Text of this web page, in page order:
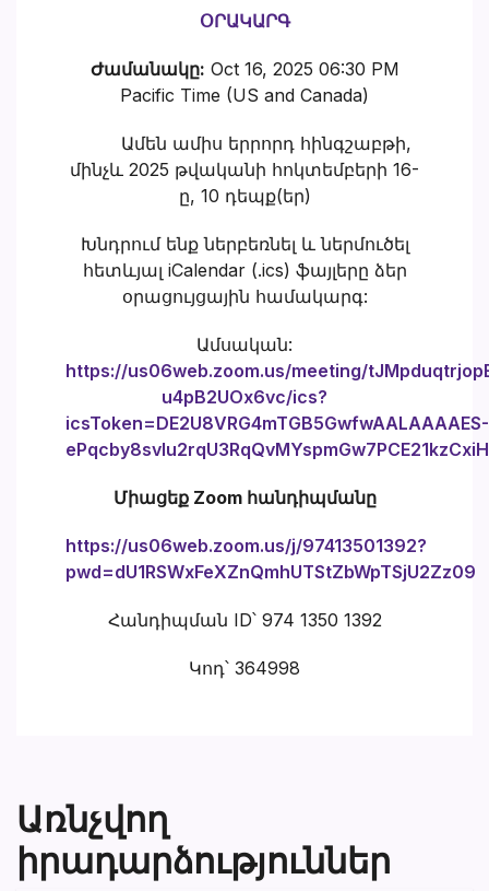
ՕՐԱԿԱՐԳ
Ժամանակը: Oct 16, 2025 06:30 PM
Pacific Time (US and Canada)
Ամեն ամիս երրորդ հինգշաբթի,
մինչև 2025 թվականի հոկտեմբերի 16-
ը, 10 դեպք(եր)
Խնդրում ենք ներբեռնել և ներմուծել
հետևյալ iCalendar (.ics) ֆայլերը ձեր
օրացույցային համակարգ:
Ամսական:
https://us06web.zoom.us/meeting/
u4pB2UOx6vc/ics?
icsToken=DE2U8VRG4mTGB5GwfwAALAAAAES-
Միացեք Zoom հանդիպմանը
https://us06web.zoom.us/j/97413501392?
pwd=dU1RSWxFeXZnQmhUTStZbWpTSjU2Zz09
Հանդիպման ID՝ 974 1350 1392
Կոդ՝ 364998
Առնչվող
իրադարձություններ